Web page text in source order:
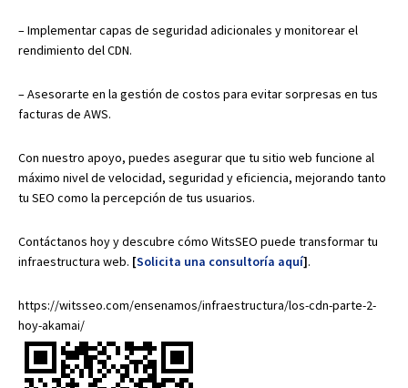
– Implementar capas de seguridad adicionales y monitorear el
rendimiento del CDN.
– Asesorarte en la gestión de costos para evitar sorpresas en tus
facturas de AWS.
Con nuestro apoyo, puedes asegurar que tu sitio web funcione al
máximo nivel de velocidad, seguridad y eficiencia, mejorando tanto
tu SEO como la percepción de tus usuarios.
Contáctanos hoy y descubre cómo WitsSEO puede transformar tu
infraestructura web. [Solicita una consultoría aquí].
https://witsseo.com/ensenamos/infraestructura/los-cdn-parte-2-
hoy-akamai/